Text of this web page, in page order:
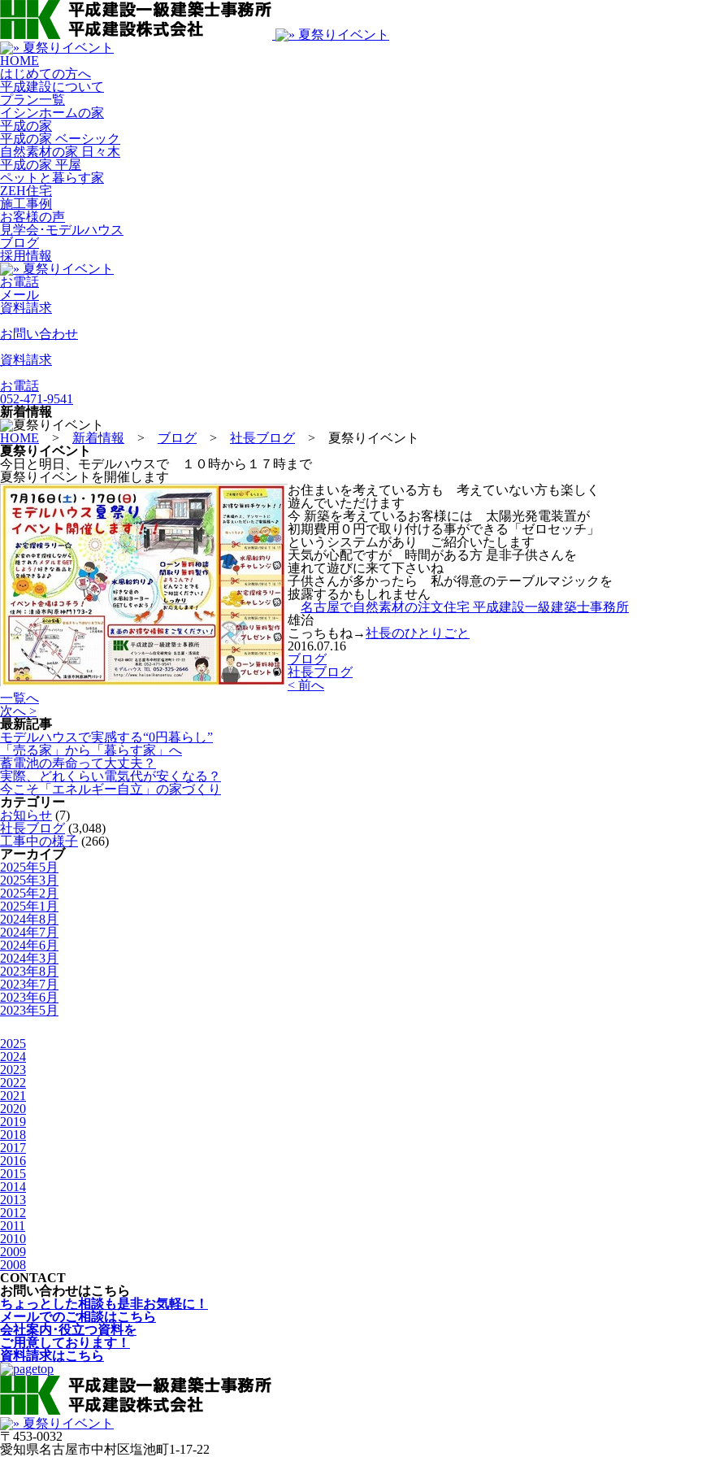
HOME
はじめての方へ
平成建設について
プラン一覧
イシンホームの家
平成の家
平成の家 ベーシック
自然素材の家 日々木
平成の家 平屋
ペットと暮らす家
ZEH住宅
施工事例
お客様の声
見学会･モデルハウス
ブログ
採用情報
お電話
メール
資料請求
お問い合わせ
資料請求
お電話
052-471-9541
新着情報
HOME > 新着情報 > ブログ > 社長ブログ > 夏祭りイベント
夏祭りイベント
今日と明日、モデルハウスで １０時から１７時まで
夏祭りイベントを開催します
お住まいを考えている方も 考えていない方も楽しく
遊んでいただけます
今 新築を考えているお客様には 太陽光発電装置が
初期費用０円で取り付ける事ができる「ゼロセッチ」
というシステムがあり ご紹介いたします
天気が心配ですが 時間がある方 是非子供さんを
連れて遊びに来て下さいね
子供さんが多かったら 私が得意のテーブルマジックを
披露するかもしれません
名古屋で自然素材の注文住宅 平成建設一級建築士事務所
雄治
こっちもね→社長のひとりごと
2016.07.16
ブログ
社長ブログ
< 前へ
一覧へ
次へ >
最新記事
モデルハウスで実感する“0円暮らし”
「売る家」から「暮らす家」へ
蓄電池の寿命って大丈夫？
実際、どれくらい電気代が安くなる？
今こそ「エネルギー自立」の家づくり
カテゴリー
お知らせ (7)
社長ブログ (3,048)
工事中の様子 (266)
アーカイブ
2025年5月
2025年3月
2025年2月
2025年1月
2024年8月
2024年7月
2024年6月
2024年3月
2023年8月
2023年7月
2023年6月
2023年5月
2025
2024
2023
2022
2021
2020
2019
2018
2017
2016
2015
2014
2013
2012
2011
2010
2009
2008
CONTACT
お問い合わせはこちら
ちょっとした相談も是非お気軽に！
メールでのご相談はこちら
会社案内･役立つ資料を
ご用意しております！
資料請求はこちら
〒453-0032
愛知県名古屋市中村区塩池町1-17-22